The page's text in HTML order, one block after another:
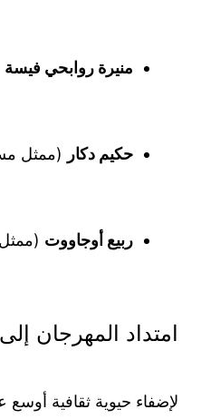
منيرة روابحي فيسة
حكيم دكار (ممثل
ربيع أوجاووت
امتداد المهرجان
لإضفاء حيوية ثقافية